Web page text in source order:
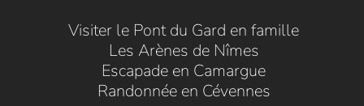
Visiter le Pont du Gard en famille
Les Arènes de Nîmes
Escapade en Camargue
Randonnée en Cévennes